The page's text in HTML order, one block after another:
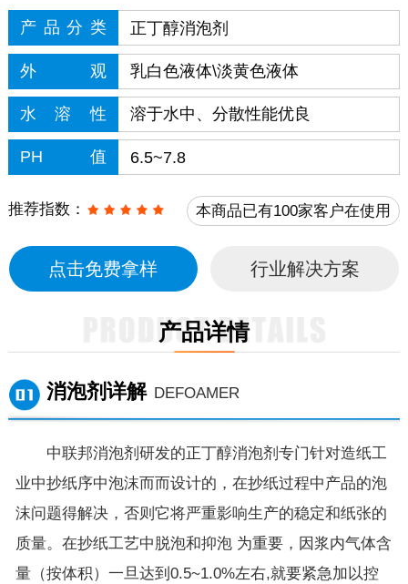
产品分类 正丁醇消泡剂
外观 乳白色液体\淡黄色液体
水溶性 溶于水中、分散性能优良
PH值 6.5~7.8
推荐指数： 本商品已有100家客户在使用
点击免费拿样 行业解决方案
产品详情
消泡剂详解 DEFOAMER
中联邦消泡剂研发的正丁醇消泡剂专门针对造纸工
业中抄纸序中泡沫而而设计的，在抄纸过程中产品的泡
沫问题得解决，否则它将严重影响生产的稳定和纸张的
质量。在抄纸工艺中脱泡和抑泡 为重要，因浆内气体含
量（按体积）一旦达到0.5~1.0%左右,就要紧急加以控